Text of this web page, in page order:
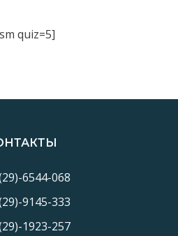
quiz=5]
6544-068
9145-333
1923-257